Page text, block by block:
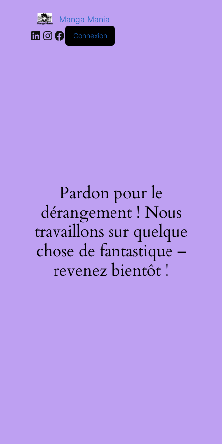
Manga Mania
Connexion
Pardon pour le
dérangement ! Nous
travaillons sur quelque
chose de fantastique –
revenez bientôt !